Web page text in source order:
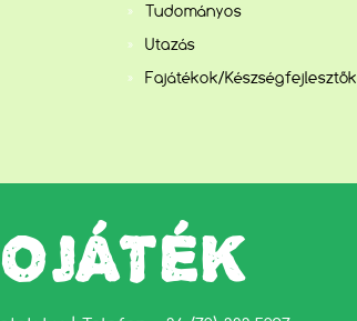
Tudományos
Utazás
Fajátékok/Készségfejlesztők